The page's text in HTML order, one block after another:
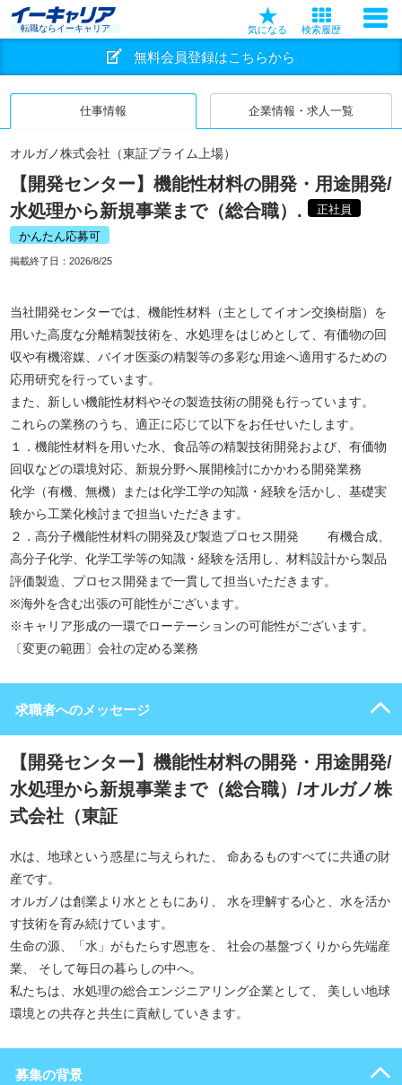
転職ならイーキャリア 気になる 検索履歴
無料会員登録はこちらから
仕事情報 企業情報・求人一覧
オルガノ株式会社（東証プライム上場）
【開発センター】機能性材料の開発・用途開発/
水処理から新規事業まで（総合職）.
正社員
かんたん応募可
掲載終了日： 2026/8/25
当社開発センターでは、機能性材料（主としてイオン交換樹脂）を
用いた高度な分離精製技術を、水処理をはじめとして、有価物の回
収や有機溶媒、バイオ医薬の精製等の多彩な用途へ適用するための
応用研究を行っています。
また、新しい機能性材料やその製造技術の開発も行っています。
これらの業務のうち、適正に応じて以下をお任せいたします。
１．機能性材料を用いた水、食品等の精製技術開発および、有価物
回収などの環境対応、新規分野へ展開検討にかかわる開発業務
化学（有機、無機）または化学工学の知識・経験を活かし、基礎実
験から工業化検討まで担当いただきます。
２．高分子機能性材料の開発及び製造プロセス開発 有機合成、
高分子化学、化学工学等の知識・経験を活用し、材料設計から製品
評価製造、プロセス開発まで一貫して担当いただきます。
※海外を含む出張の可能性がございます。
※キャリア形成の一環でローテーションの可能性がございます。
〔変更の範囲〕会社の定める業務
求職者へのメッセージ
【開発センター】機能性材料の開発・用途開発/
水処理から新規事業まで（総合職）/オルガノ株
式会社（東証
水は、地球という惑星に与えられた、 命あるものすべてに共通の財
産です。
オルガノは創業より水とともにあり、 水を理解する心と、水を活か
す技術を育み続けています。
生命の源、「水」がもたらす恩恵を、 社会の基盤づくりから先端産
業、 そして毎日の暮らしの中へ。
私たちは、水処理の総合エンジニアリング企業として、 美しい地球
環境との共存と共生に貢献していきます。
募集の背景